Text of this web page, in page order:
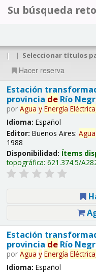
Su búsqueda
| | Seleccionar títulos
Hacer reserva
Estación
provincia deRío
por Agua y Energía
Idioma: Español
Editor: Buenos Aires: Agua
1988
Disponibilidad: Ítems
topográfica: 621.374.5/
Estación
provincia deRío
por Agua y Energía
Idioma: Español